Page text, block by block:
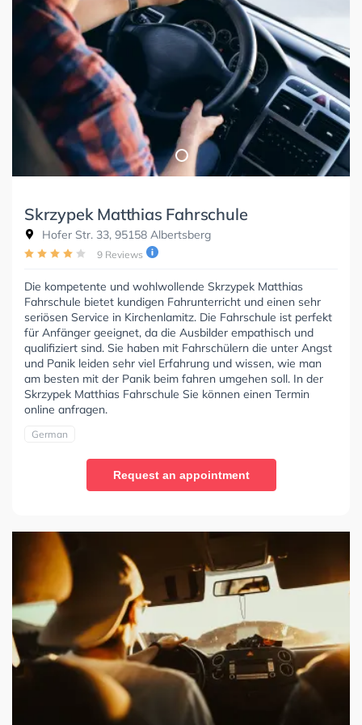
Skrzypek Matthias Fahrschule
Hofer Str. 33, 95158 Albertsberg
9 Reviews
Die kompetente und wohlwollende Skrzypek Matthias
Fahrschule bietet kundigen Fahrunterricht und einen sehr
seriösen Service in Kirchenlamitz. Die Fahrschule ist perfekt
für Anfänger geeignet, da die Ausbilder empathisch und
qualifiziert sind. Sie haben mit Fahrschülern die unter Angst
und Panik leiden sehr viel Erfahrung und wissen, wie man
am besten mit der Panik beim fahren umgehen soll. In der
Skrzypek Matthias Fahrschule Sie können einen Termin
online anfragen.
German
Request an appointment